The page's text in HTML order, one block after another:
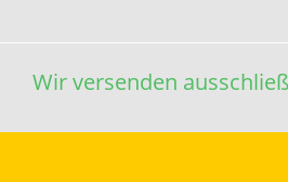
Wir versenden